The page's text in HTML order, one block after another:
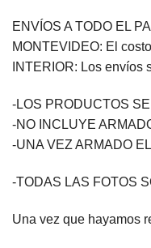
ENVÍOS A TODO EL
MONTEVIDEO: El
INTERIOR: Los
-LOS PRODUCTOS
-NO INCLUYE
-UNA VEZ ARMADO
-TODAS LAS FOTOS
Una vez que hayamos